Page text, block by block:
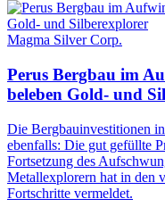
Magma Silver Corp.
Perus Bergbau im
beleben Gold- und
Die Bergbauinvestitionen
ebenfalls: Die gut gefüllte
Fortsetzung des
Metallexplorern hat in den
Fortschritte vermeldet.